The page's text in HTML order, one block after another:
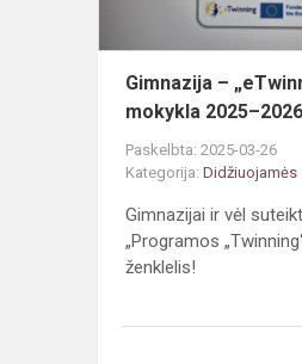
Gimnazija –
mokykla
Paskelbta: 2025-03-26
Kategorija: Didžiuojamės
Gimnazijai ir vėl
„Programos
ženklelis!